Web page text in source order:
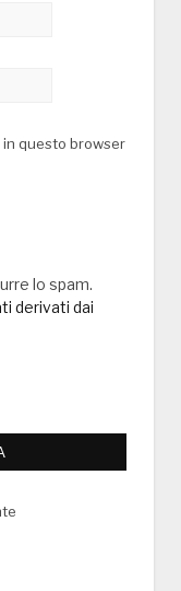
in questo browser
lo spam.
derivati dai